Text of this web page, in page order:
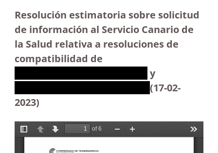
Resolución estimatoria sobre solicitud
de información al Servicio Canario de
la Salud relativa a resoluciones de
compatibilidad de
y
(17-02-
2023)